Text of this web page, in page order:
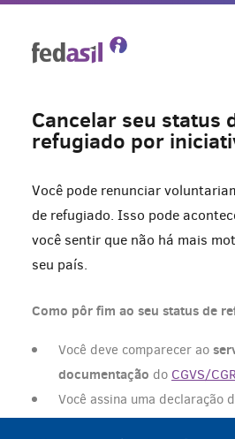
Cancelar seu status
refugiado por
Você pode renunciar
de refugiado. Isso pode
você sentir que não há mais
seu país.
Como pôr fim ao seu status de
Você deve comparecer ao
documentação do CGVS/
Você assina uma declaração